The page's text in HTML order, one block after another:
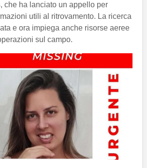
, che ha lanciato un appello per
utili al ritrovamento. La ricerca
e ora impiega anche risorse aeree
sul campo.